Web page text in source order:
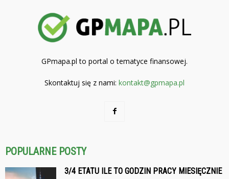
GPmapa.pl to portal o tematyce finansowej.
Skontaktuj się z nami: kontakt@gpmapa.pl
POPULARNE POSTY
3/4 ETATU ILE TO GODZIN PRACY MIESIĘCZNIE